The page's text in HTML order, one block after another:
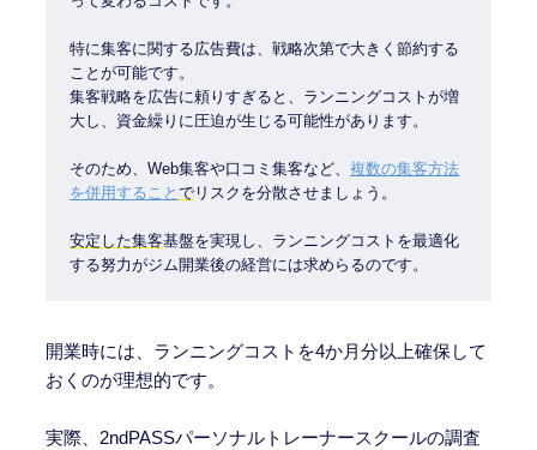
特に集客に関する広告費は、戦略次第で大きく節約する
ことが可能です。
集客戦略を広告に頼りすぎると、ランニングコストが増
大し、資金繰りに圧迫が生じる可能性があります。
そのため、Web集客や口コミ集客など、複数の集客方法
を併用することで リスクを分散させましょう。
安定した集客基盤を実現し、ランニングコストを最適化
する努力がジム開業後の経営には求めらるのです。
開業時には、ランニングコストを4か月分以上確保して
おくのが理想的です。
実際、2ndPASSパーソナルトレーナースクールの調査